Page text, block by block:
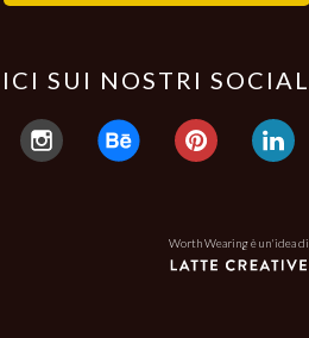
SUI NOSTRI SOCIAL
Worth Wearing è un'idea di